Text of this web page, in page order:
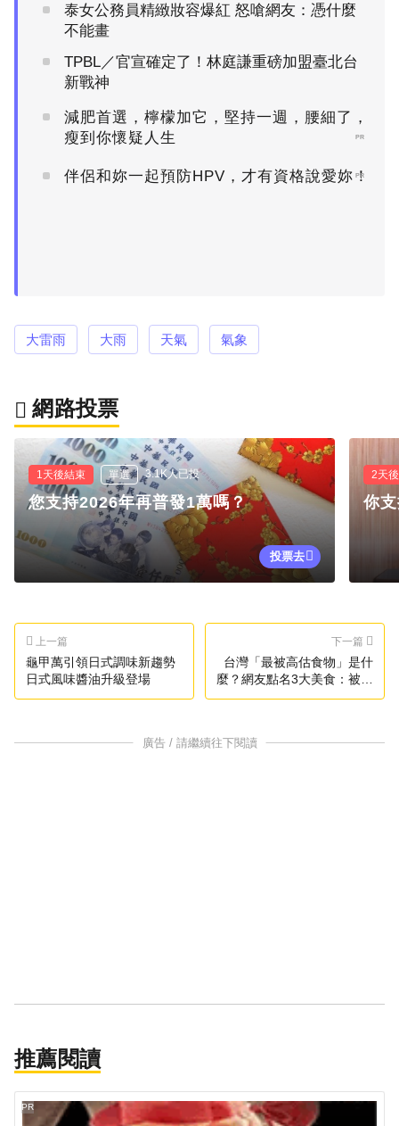
泰女公務員精緻妝容爆紅 怒嗆網友：憑什麼
不能畫
TPBL／官宣確定了！林庭謙重磅加盟臺北台
新戰神
減肥首選，檸檬加它，堅持一週，腰細了，
瘦到你懷疑人生
PR
伴侶和妳一起預防HPV，才有資格說愛妳！
PR
大雷雨 大雨 天氣 氣象
網路投票
1天後結束 單選 3.1K人已投
您支持2026年再普發1萬嗎？
投票去
2天
你
上一篇
龜甲萬引領日式調味新趨勢
日式風味醬油升級登場
下一篇
台灣「最被高估食物」是什
麼？網友點名3大美食：被當
盤子
廣告 / 請繼續往下閱讀
推薦閱讀
PR